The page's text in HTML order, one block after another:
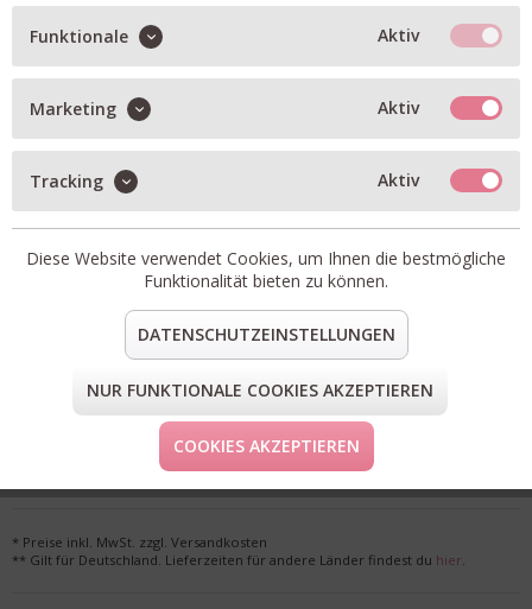
BESCHREIBUNG
Raffung am Kragen
verdeckte Knopfleiste
gerader Schnitt
Artikel-Nr.:
211AS1072-purple
Passform:
fällt normal aus
60%Rayon, 40% Viskose
teilen
pin it mail
FORM & GRÖSSE
LIEFERUNG & KOSTENLOSE RETOURE
* Preise inkl. MwSt. zzgl. Versandkosten
** Gilt für Deutschland. Lieferzeiten für andere Länder findest du hier.
Funktionale Aktiv
Marketing Aktiv
Tracking Aktiv
Diese Website verwendet Cookies, um Ihnen die bestmögliche
Funktionalität bieten zu können.
DATENSCHUTZEINSTELLUNGEN
NUR FUNKTIONALE COOKIES AKZEPTIEREN
COOKIES AKZEPTIEREN